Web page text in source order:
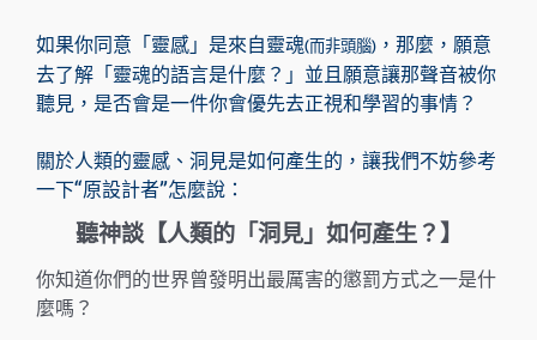
如果你同意「靈感」是來自靈魂(而非頭腦) ，那麼，願意
去了解「靈魂的語言是什麼？」並且願意讓那聲音被你
聽見，是否會是一件你會優先去正視和學習的事情？
關於人類的靈感、洞見是如何產生的，讓我們不妨參考
一下“原設計者”怎麼說：
聽神談【人類的「洞見」如何產生？】
你知道你們的世界曾發明出最厲害的懲罰方式之一是什
麼嗎？